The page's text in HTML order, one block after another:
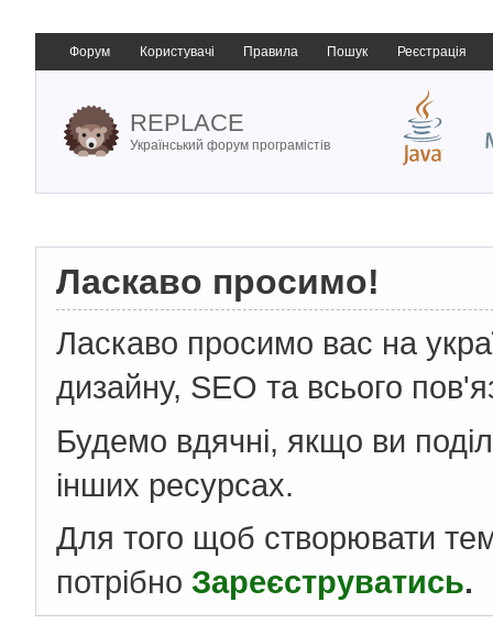
Форум Користувачі Правила Пошук Реєстрація
REPLACE
Український форум програмістів
Ласкаво просимо!
Ласкаво просимо вас на
дизайну, SEO та всього
Будемо вдячні, якщо ви
інших ресурсах.
Для того щоб створювати
потрібно Зареєструватись.